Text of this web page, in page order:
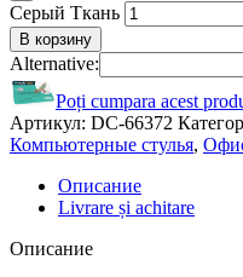
Серый Ткань
В корзину
Alternative:
Poți cumpara acest
Артикул: DC-66372
Компьютерные стулья,
Описание
Livrare și achitare
Описание